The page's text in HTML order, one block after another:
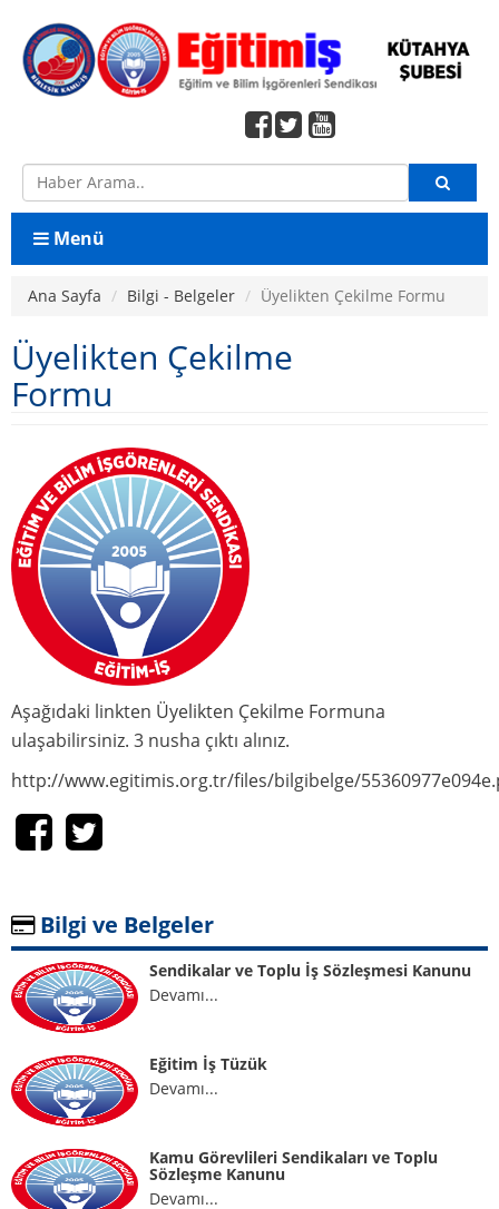
Menü
Ana Sayfa
Birleşik Kamu İş
Şube Yönetimi
Şube Yönetimi
Şube Denetleme Kurulu
Şube Disiplin Kurulu
Haberler
Sendika Haberleri
Duyurular
Temsilcilikler
Temsilciliklerimiz
Eğitim İş Tüzük
Başlıca ILO Sözleşmeleri
Üyelikten Çekilme Formu
Üyelik Formu
Performans Değerlendirme İtiraz Dilekçesi
İş Bırakma Eylemine İlişkin Sorular ve Yanıtlar
Online Üyelik Sayfası
Galeriler
Foto Galeri
Ana Sayfa Bilgi - Belgeler Üyelikten Çekilme Formu
Üyelikten Çekilme
Formu
Aşağıdaki linkten Üyelikten Çekilme Formuna
ulaşabilirsiniz. 3 nusha çıktı alınız.
http://www.egitimis.org.tr/files/bilgibelge/
Bilgi ve Belgeler
Sendikalar ve Toplu İş Sözleşmesi Kanunu
Devamı...
Eğitim İş Tüzük
Devamı...
Kamu Görevlileri Sendikaları ve Toplu
Sözleşme Kanunu
Devamı...